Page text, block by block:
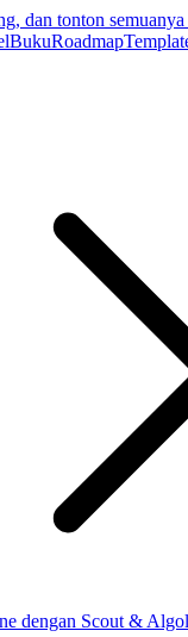
dan tonton
BukuRoadmap
dengan Scout &